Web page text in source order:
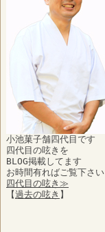
小池菓子舗四代目です
四代目の呟きを
BLOG掲載してます
お時間有ればご覧下さい
四代目の呟き≫
【過去の呟き 】